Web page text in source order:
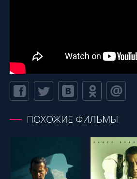
ПОХОЖИЕ ФИЛЬМЫ